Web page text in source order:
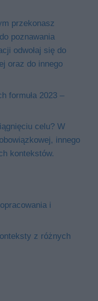
przekonasz
poznawania
odwołaj się do
oraz do innego
formuła 2023 –
celu? W
innego
kontekstów.
i
z różnych